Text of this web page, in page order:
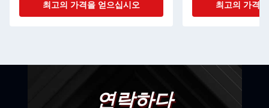
최고의 가격을 얻으십시오 최고의 가격
연락하다